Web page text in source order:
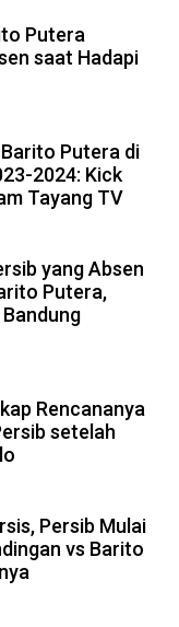
Putera
saat Hadapi
Putera di
2024: Kick
Tayang TV
yang Absen
Putera,
Rencananya
setelah
Persib Mulai
vs Barito